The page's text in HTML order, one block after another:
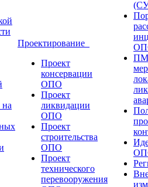
на
Проектирование
Проект
консервации
ОПО
Проект
ликвидации
ОПО
Проект
строительства
ОПО
Проект
технического
перевооружения